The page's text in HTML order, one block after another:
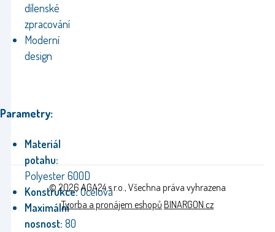
dílenské
zpracování
Moderní
design
Parametry:
Materiál
potahu:
Polyester 600D
Konstrukce:Ocelová
Maximální
nosnost: 80
© 2026 AGA24 s.r.o., Všechna práva vyhrazena
Tvorba a pronájem eshopů BINARGON.cz